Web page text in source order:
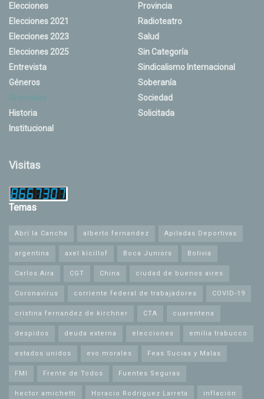
Elecciones
Elecciones 2021
Elecciones 2023
Elecciones 2025
Entrevista
Géneros
Historia
Institucional
Provincia
Radioteatro
Salud
Sin Categoría
Sindicalismo Internacional
Soberanía
Sociedad
Solicitada
Visitas
Temas
Abrí la Cancha alberto fernandez Apiladas Deportivas
argentina axel kicillof Boca Juniors Bolivia
Carlos Aira CGT China ciudad de buenos aires
Coronavirus corriente federal de trabajadores COVID-19
cristina fernandez de kirchner CTA cuarentena
despidos deuda externa elecciones emilia trabucco
estados unidos evo morales Feas Sucias y Malas
FMI Frente de Todos Fuentes Seguras
hector amichetti Horacio Rodríguez Larreta inflación